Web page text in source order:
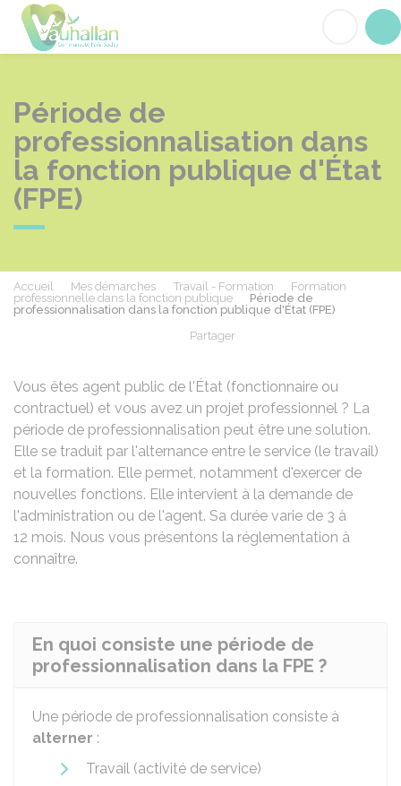
Période de
professionnalisation dans
la fonction publique d'État
(FPE)
Accueil Mes démarches Travail - Formation
Formation
professionnelle dans la fonction publique
Période de
professionnalisation dans la fonction publique d'État (FPE)
Partager
Vous êtes agent public de l'État (fonctionnaire ou
contractuel) et vous avez un projet professionnel ? La
période de professionnalisation peut être une solution.
Elle se traduit par l'alternance entre le service (le travail)
et la formation. Elle permet, notamment d'exercer de
nouvelles fonctions. Elle intervient à la demande de
l'administration ou de l'agent. Sa durée varie de 3 à
12 mois. Nous vous présentons la réglementation à
connaître.
En quoi consiste une période de
professionnalisation dans la FPE ?
Une période de professionnalisation consiste à
alterner :
Travail (activité de service)